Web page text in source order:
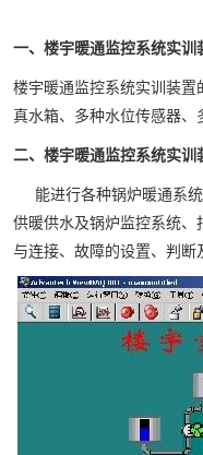
一、楼宇暖通监控系统实训
楼宇暖通监控系统实训装
真水箱、多种水位传感器、
二、楼宇暖通监控系统实训
能进行各种锅炉暖通系统
供暖供水及锅炉监控系统
与连接、故障的设置、判断